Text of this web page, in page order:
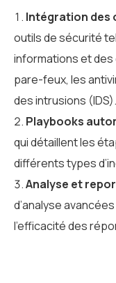
Intégration des
outils de sécurité
informations et des
pare-feux, les
des intrusions (IDS).
Playbooks
qui détaillent les
différents types
Analyse et
d’analyse
l’efficacité des